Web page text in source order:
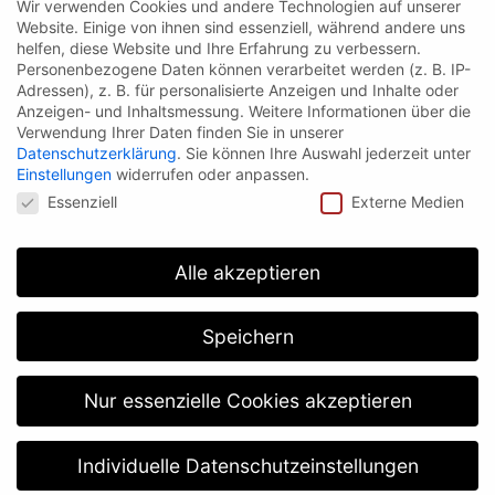
bei geänderter Zuordnung, wurde das System ISYGLT
von Seebacher eingesetzt. Das System ist frei
programmierbar und wird über Touchpanel-Stationen
bedient.
Impressum Datenschutzerklärung
Wir verwenden Cookies und andere Technologien auf unserer
Website. Einige von ihnen sind essenziell, während andere uns
helfen, diese Website und Ihre Erfahrung zu verbessern.
Personenbezogene Daten können verarbeitet werden (z. B. IP-
Adressen), z. B. für personalisierte Anzeigen und Inhalte oder
Anzeigen- und Inhaltsmessung. Weitere Informationen über die
Verwendung Ihrer Daten finden Sie in unserer
Datenschutzerklärung. Sie können Ihre Auswahl jederzeit unter
Einstellungen widerrufen oder anpassen.
Datenschutzeinstellungen
Essenziell Externe Medien
Alle akzeptieren
Speichern
Nur essenzielle Cookies akzeptieren
Individuelle Datenschutzeinstellungen
Deutsch